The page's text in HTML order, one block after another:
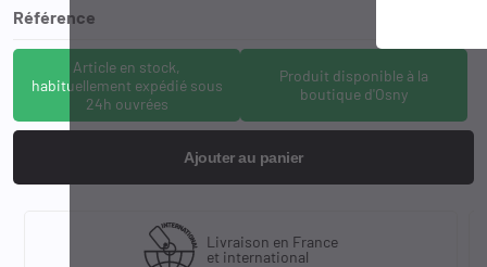
Référence
Article en stock,
habituellement expédié sous
24h ouvrées
Produit disponible à la
boutique d'Osny
Ajouter au panier
Livraison en France
et international